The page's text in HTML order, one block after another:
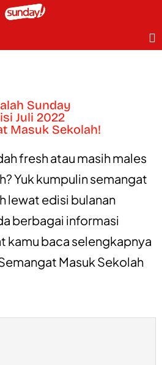
Sunday
Juli 2022
Masuk Sekolah!
fresh atau masih males
Yuk kumpulin semangat
lewat edisi bulanan
berbagai informasi
kamu baca selengkapnya
Masuk Sekolah